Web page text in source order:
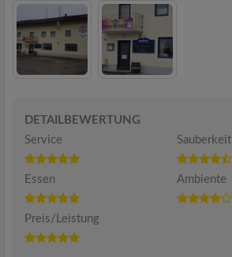
DETAILBEWERTUNG
Service
Sauberkeit
Essen Ambiente
Preis/Leistung